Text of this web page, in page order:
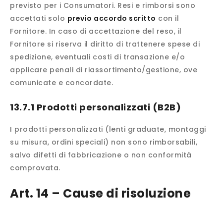
previsto per i Consumatori. Resi e rimborsi sono
accettati solo previo accordo scritto con il
Fornitore. In caso di accettazione del reso, il
Fornitore si riserva il diritto di trattenere spese di
spedizione, eventuali costi di transazione e/o
applicare penali di riassortimento/gestione, ove
comunicate e concordate.
13.7.1 Prodotti personalizzati (B2B)
I prodotti personalizzati (lenti graduate, montaggi
su misura, ordini speciali) non sono rimborsabili,
salvo difetti di fabbricazione o non conformità
comprovata.
Art. 14 – Cause di risoluzione